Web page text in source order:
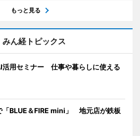
もっと見る
みん経トピックス
活用セミナー 仕事や暮らしに使える
「BLUE＆FIRE mini」 地元店が鉄板